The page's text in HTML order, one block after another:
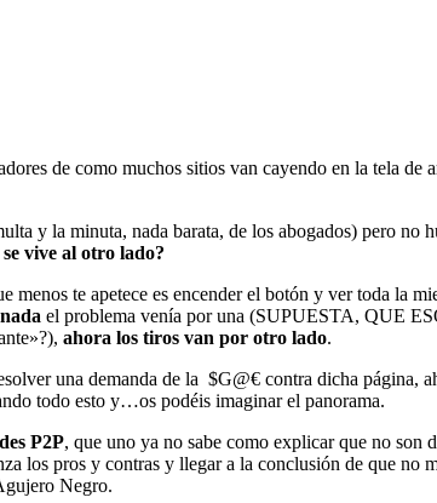
de como muchos sitios van cayendo en la tela de
y la minuta, nada barata, de los abogados) pero
vive al otro lado?
menos te apetece es encender el botón y ver toda la
el problema venía por una (SUPUESTA, QUE
ahora los tiros van por otro lado.
una demanda de la $G@€ contra dicha página,
todo esto y…os podéis imaginar el panorama.
P2P, que uno ya no sabe como explicar que no son
los pros y contras y llegar a la conclusión de que no
Negro.